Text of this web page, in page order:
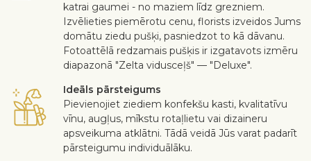
katrai gaumei - no maziem līdz grezniem.
Izvēlieties piemērotu cenu, florists izveidos Jums
domātu ziedu pušķi, pasniedzot to kā dāvanu.
Fotoattēlā redzamais pušķis ir izgatavots izmēru
diapazonā "Zelta vidusceļš" — "Deluxe".
Ideāls pārsteigums
Pievienojiet ziediem konfekšu kasti, kvalitatīvu
vīnu, augļus, mīkstu rotaļlietu vai dizaineru
apsveikuma atklātni. Tādā veidā Jūs varat padarīt
pārsteigumu individuālāku.